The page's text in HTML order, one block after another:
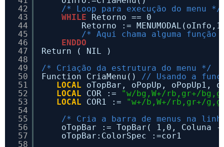
42
43
44
45
46
47
48
49
50
51
52
53
54
55
56
57
58
/* Loop para execução do menu */
WHILE
Retorno == 0
Retorno :=
/* Aqui chama alguma
ENDDO
Return ( NIL )
/* Criação da estrutura do menu */
Function CriaMenu() // Usando a
LOCAL
oTopBar, oPopUp, oPopUp1,
LOCAL
COR :=
"w/bg,W+/rb,gr+/
LOCAL
COR1 :=
"w+/b,W+/rb,gr+/
/* Cria a barra de menus na
oTopBar := TopBar( 1,0,
oTopBar:ColorSpec